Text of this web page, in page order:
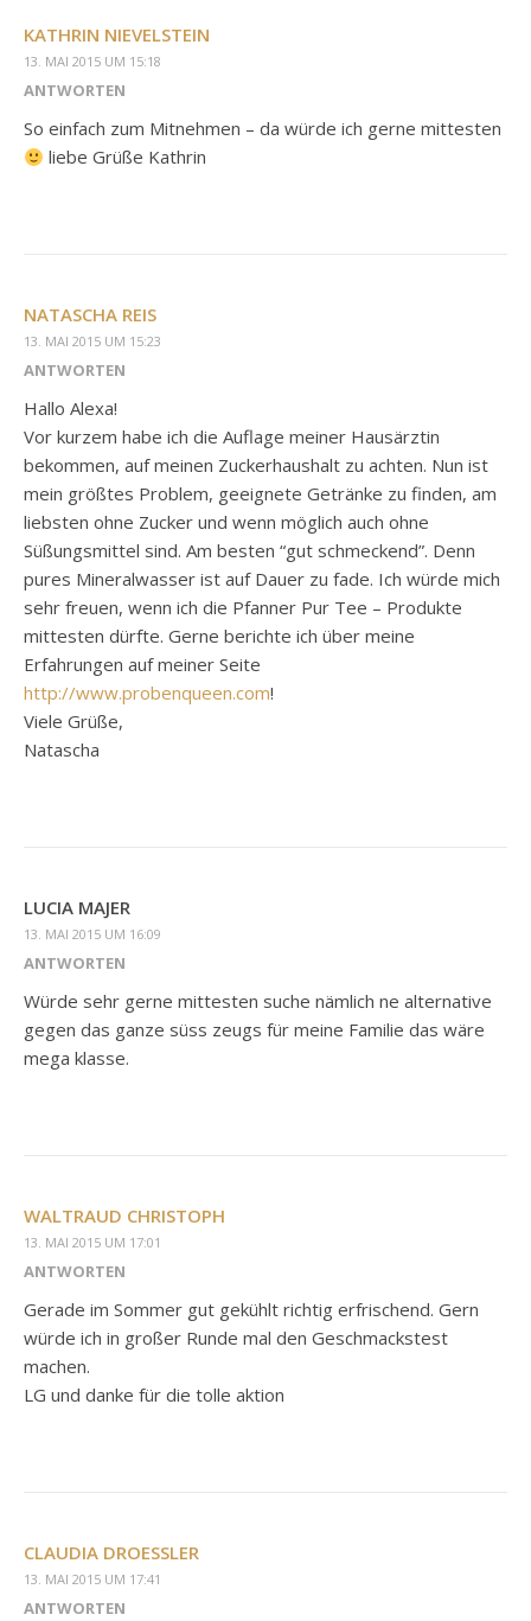
KATHRIN NIEVELSTEIN
13. MAI 2015 UM 15:18
ANTWORTEN
So einfach zum Mitnehmen – da würde ich gerne mittesten
liebe Grüße Kathrin
NATASCHA REIS
13. MAI 2015 UM 15:23
ANTWORTEN
Hallo Alexa!
Vor kurzem habe ich die Auflage meiner Hausärztin
bekommen, auf meinen Zuckerhaushalt zu achten. Nun ist
mein größtes Problem, geeignete Getränke zu finden, am
liebsten ohne Zucker und wenn möglich auch ohne
Süßungsmittel sind. Am besten “gut schmeckend”. Denn
pures Mineralwasser ist auf Dauer zu fade. Ich würde mich
sehr freuen, wenn ich die Pfanner Pur Tee – Produkte
mittesten dürfte. Gerne berichte ich über meine
Erfahrungen auf meiner Seite
http://www.probenqueen.com!
Viele Grüße,
Natascha
LUCIA MAJER
13. MAI 2015 UM 16:09
ANTWORTEN
Würde sehr gerne mittesten suche nämlich ne alternative
gegen das ganze süss zeugs für meine Familie das wäre
mega klasse.
WALTRAUD CHRISTOPH
13. MAI 2015 UM 17:01
ANTWORTEN
Gerade im Sommer gut gekühlt richtig erfrischend. Gern
würde ich in großer Runde mal den Geschmackstest
machen.
LG und danke für die tolle aktion
CLAUDIA DROESSLER
13. MAI 2015 UM 17:41
ANTWORTEN